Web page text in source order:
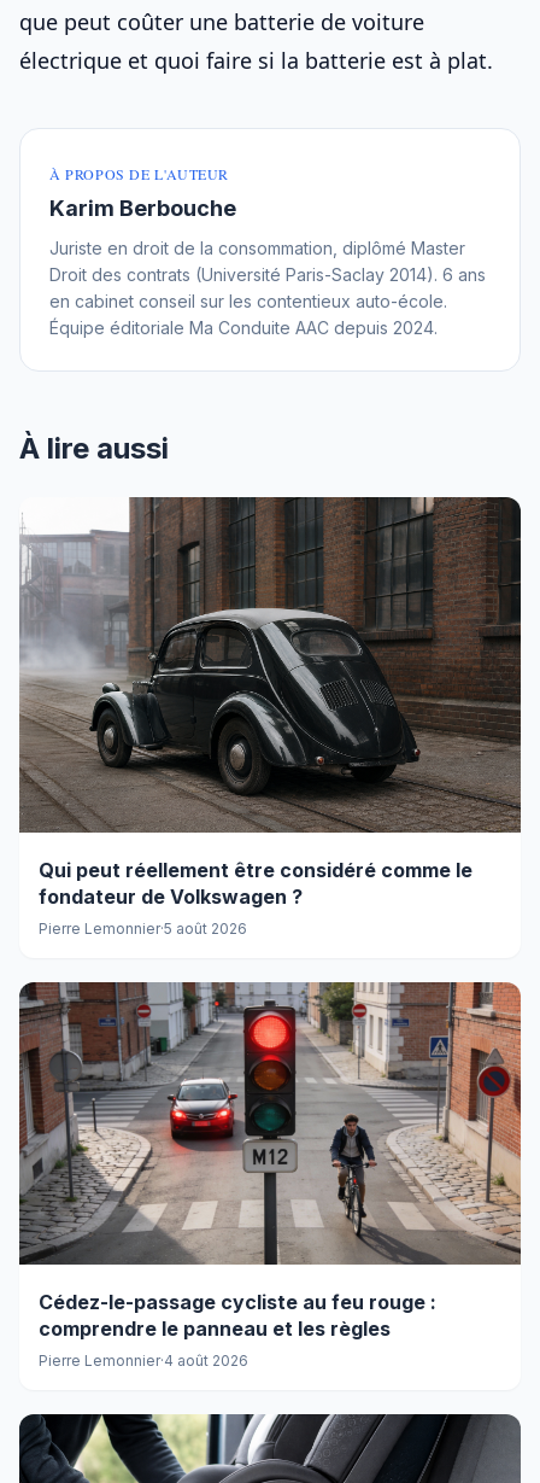
que peut coûter une batterie de voiture
électrique et quoi faire si la batterie est à plat.
À PROPOS DE L'AUTEUR
Karim Berbouche
Juriste en droit de la consommation, diplômé Master
Droit des contrats (Université Paris-Saclay 2014). 6 ans
en cabinet conseil sur les contentieux auto-école.
Équipe éditoriale Ma Conduite AAC depuis 2024.
À lire aussi
Qui peut réellement être considéré comme le
fondateur de Volkswagen ?
Pierre Lemonnier·5 août 2026
Cédez-le-passage cycliste au feu rouge :
comprendre le panneau et les règles
Pierre Lemonnier·4 août 2026